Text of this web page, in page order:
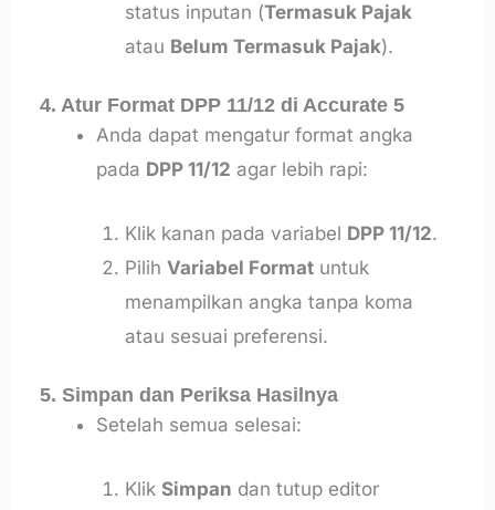
status inputan (Termasuk Pajak
atau Belum Termasuk Pajak).
4. Atur Format DPP 11/12 di Accurate 5
Anda dapat mengatur format angka
pada DPP 11/12 agar lebih rapi:
Klik kanan pada variabel DPP 11/12.
Pilih Variabel Formatuntuk
menampilkan angka tanpa koma
atau sesuai preferensi.
5. Simpan dan Periksa Hasilnya
Setelah semua selesai:
Klik Simpan dan tutup editor